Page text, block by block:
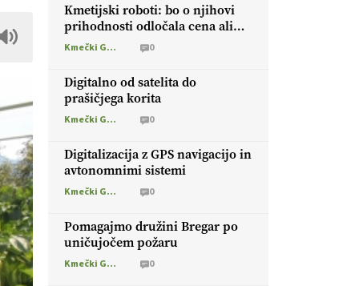
Kmetijski roboti: bo o njihovi
prihodnosti odločala cena ali
prednosti za kmetijo?
Kmečki Glas 0
Digitalno od satelita do
prašičjega korita
Kmečki Glas 0
Digitalizacija z GPS navigacijo in
avtonomnimi sistemi
Kmečki Glas 0
Pomagajmo družini Bregar po
uničujočem požaru
Kmečki Glas 0